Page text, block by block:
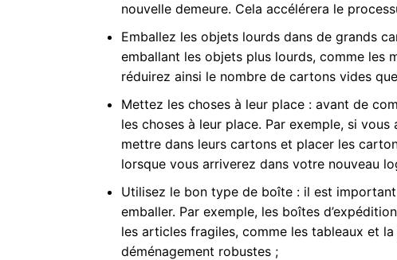
nouvelle demeure. Cela accélérera le
Emballez les objets lourds dans de grands
emballant les objets plus lourds, comme les
réduirez ainsi le nombre de cartons vides
Mettez les choses à leur place : avant de
les choses à leur place. Par exemple, si
mettre dans leurs cartons et placer les
lorsque vous arriverez dans votre nouveau
Utilisez le bon type de boîte : il est important
emballer. Par exemple, les boîtes
les articles fragiles, comme les tableaux et
déménagement robustes ;